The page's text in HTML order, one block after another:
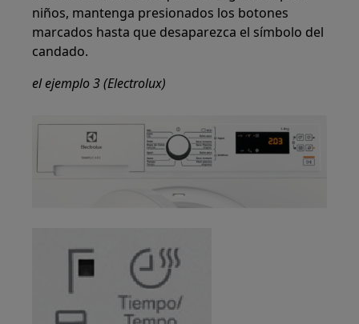
niños, mantenga presionados los botones
marcados hasta que desaparezca el símbolo del
candado.
el ejemplo 3 (Electrolux)